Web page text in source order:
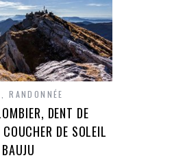
,RANDONNÉE
DENT DE
DE SOLEIL
BAUJU